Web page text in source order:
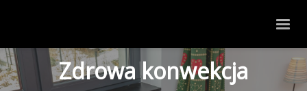
Zdrowa konwekcja